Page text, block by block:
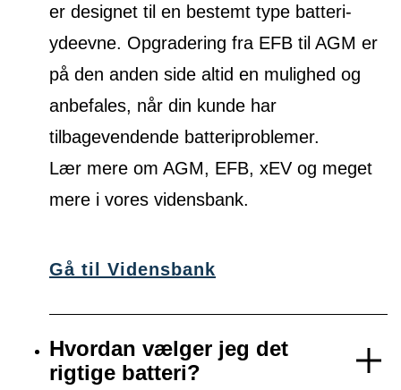
er designet til en bestemt type batteri-
ydeevne. Opgradering fra EFB til AGM er
på den anden side altid en mulighed og
anbefales, når din kunde har
tilbagevendende batteriproblemer.
Lær mere om AGM, EFB, xEV og meget
mere i vores vidensbank.
Gå til Vidensbank
Hvordan vælger jeg det
rigtige batteri?